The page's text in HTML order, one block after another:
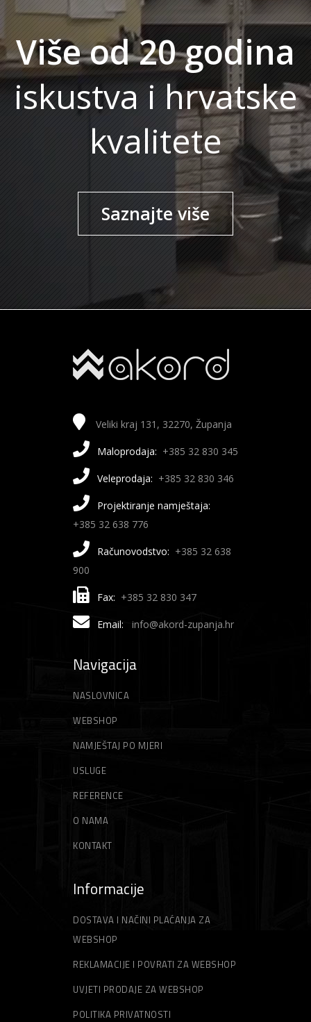
Više od 20 godina
iskustva i hrvatske
kvalitete
Saznajte više
Veliki kraj 131, 32270, Županja
Maloprodaja: +385 32 830 345
Veleprodaja: +385 32 830 346
Projektiranje namještaja:
+385 32 638 776
Računovodstvo: +385 32 638
900
Fax: +385 32 830 347
Email: info@akord-zupanja.hr
Navigacija
NASLOVNICA
WEBSHOP
NAMJEŠTAJ PO MJERI
USLUGE
REFERENCE
O NAMA
KONTAKT
Informacije
DOSTAVA I NAČINI PLAĆANJA ZA
WEBSHOP
REKLAMACIJE I POVRATI ZA WEBSHOP
UVJETI PRODAJE ZA WEBSHOP
POLITIKA PRIVATNOSTI